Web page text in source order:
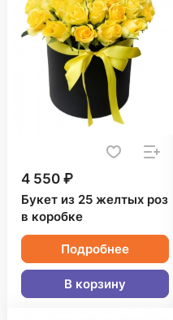
4 550 ₽
Букет из 25 желтых роз
в коробке
Подробнее
В корзину